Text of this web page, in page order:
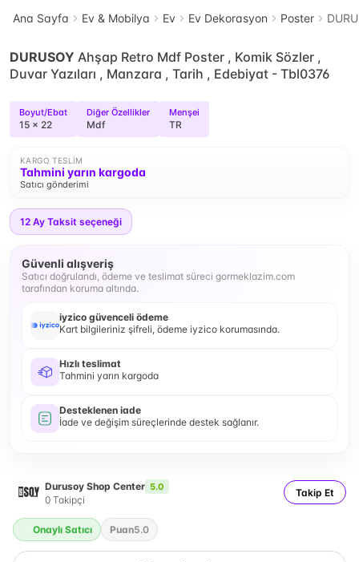
Ana Sayfa Ev & Mobilya Ev Ev Dekorasyon Poster
DURUSOY Ahşap Retro Mdf Poster , Komik Sözler ,
Duvar Yazıları , Manzara , Tarih , Edebiyat - Tbl0376
Boyut/Ebat
15 x 22
Diğer Özellikler
Mdf
Menşei
TR
KARGO TESLIM
Tahmini yarın kargoda
Satıcı gönderimi
12 Ay Taksit seçeneği
Güvenli alışveriş
Satıcı doğrulandı, ödeme ve teslimat süreci gormeklazim.com
tarafından koruma altında.
iyzico güvenceli ödeme
Kart bilgileriniz şifreli, ödeme iyzico korumasında.
Hızlı teslimat
Tahmini yarın kargoda
Desteklenen iade
İade ve değişim süreçlerinde destek sağlanır.
Durusoy Shop Center 5.0
0 Takipçi
Takip Et
Onaylı Satıcı Puan5.0